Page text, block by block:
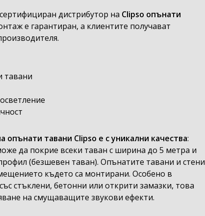
дистрибутор на Clipso опънати
е гарантиран, а клиентите получават
тавани
тавани Clipso е с уникални качества:
да покрие всеки таван с ширина до 5 метра и
(безшевен таван). Опънатите тавани и стени
където са монтирани. Особено в
стъклени, бетонни или открити замазки, това
на смущаващите звукови ефекти.